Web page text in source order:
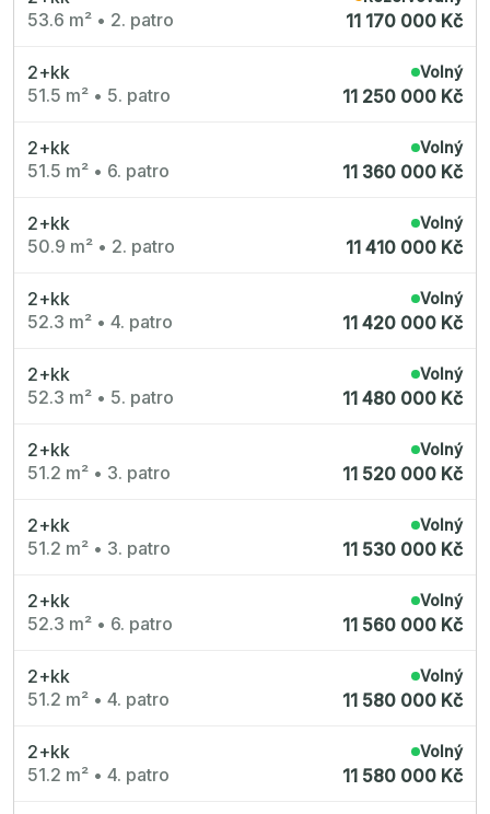
53.6 m² • 2. patro 11 170 000 Kč
2+kk
51.5 m² • 5. patro
Volný
11 250 000 Kč
2+kk
51.5 m² • 6. patro
Volný
11 360 000 Kč
2+kk
50.9 m² • 2. patro
Volný
11 410 000 Kč
2+kk
52.3 m² • 4. patro
Volný
11 420 000 Kč
2+kk
52.3 m² • 5. patro
Volný
11 480 000 Kč
2+kk
51.2 m² • 3. patro
Volný
11 520 000 Kč
2+kk
51.2 m² • 3. patro
Volný
11 530 000 Kč
2+kk
52.3 m² • 6. patro
Volný
11 560 000 Kč
2+kk
51.2 m² • 4. patro
Volný
11 580 000 Kč
2+kk
51.2 m² • 4. patro
Volný
11 580 000 Kč